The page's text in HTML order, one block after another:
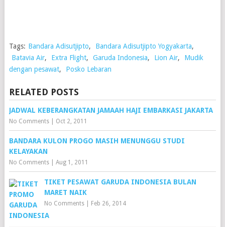
Tags: Bandara Adisutjipto, Bandara Adisutjipto Yogyakarta,
Batavia Air, Extra Flight, Garuda Indonesia, Lion Air,
Mudik
dengan pesawat, Posko Lebaran
RELATED POSTS
JADWAL KEBERANGKATAN JAMAAH HAJI EMBARKASI JAKARTA
No Comments| Oct 2, 2011
BANDARA KULON PROGO MASIH MENUNGGU STUDI
KELAYAKAN
No Comments| Aug 1, 2011
TIKET PESAWAT GARUDA INDONESIA BULAN
MARET NAIK
No Comments| Feb 26, 2014